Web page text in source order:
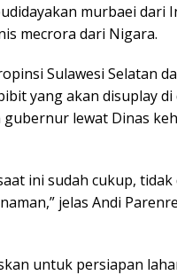
murbaei dari
mecrora dari Nigara.
Sulawesi Selatan
yang akan disuplay
lewat Dinas
ini sudah cukup,
jelas Andi
untuk persiapan